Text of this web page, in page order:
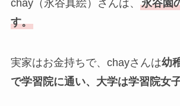
chay（永谷真絵）さんは、 永谷園
す。
実家はお金持ちで、chayさんは幼
で学習院に通い、大学は学習院女